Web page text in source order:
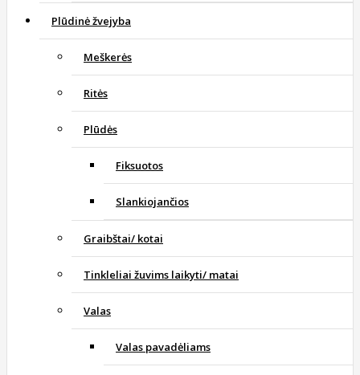
Plūdinė žvejyba
Meškerės
Ritės
Plūdės
Fiksuotos
Slankiojančios
Graibštai/ kotai
Tinkleliai žuvims laikyti/ matai
Valas
Valas pavadėliams